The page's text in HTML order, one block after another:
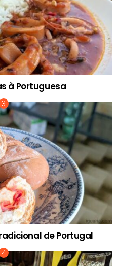
à Portuguesa
de Portugal